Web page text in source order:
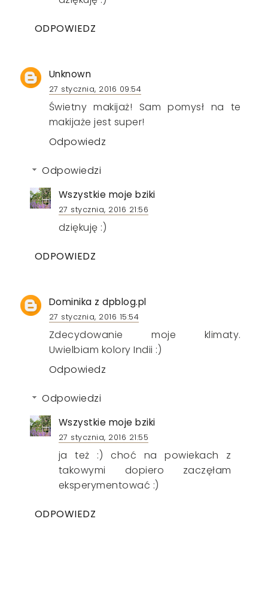
ODPOWIEDZ
Unknown
27 stycznia, 2016 09:54
Świetny makijaż! Sam pomysł na te
makijaże jest super!
Odpowiedz
Odpowiedzi
Wszystkie moje bziki
27 stycznia, 2016 21:56
dziękuję :)
ODPOWIEDZ
Dominika z dpblog.pl
27 stycznia, 2016 15:54
Zdecydowanie moje klimaty.
Uwielbiam kolory Indii :)
Odpowiedz
Odpowiedzi
Wszystkie moje bziki
27 stycznia, 2016 21:55
ja też :) choć na powiekach z
takowymi dopiero zaczęłam
eksperymentować :)
ODPOWIEDZ